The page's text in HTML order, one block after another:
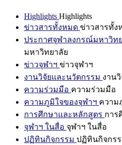
Highlights Highlights
ข่าวสารทั้งหมด ข่าวสารทั้ง
ประกาศจุฬาลงกรณ์มหาวิท
มหาวิทยาลัย
ข่าวจุฬาฯ ข่าวจุฬาฯ
งานวิจัยและนวัตกรรม งาน
ความร่วมมือ ความร่วมมือ
ความภูมิใจของจุฬาฯ ความ
การศึกษาและหลักสูตร การ
จุฬาฯ ในสื่อ จุฬาฯ ในสื่อ
ปฏิทินกิจกรรม ปฏิทินกิจกร